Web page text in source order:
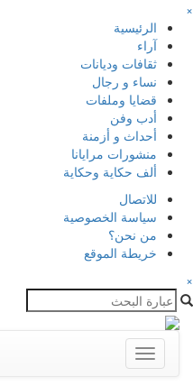
×
الرئيسية
آراء
ثقافات وديانات
نساء و رجال
قضايا وملفات
أدب وفن
أحداث و أزمنة
منشورات مرايانا
ألف حكاية وحكاية
للاتصال
سياسة الخصوصية
من نحن؟
خريطة الموقع
×
Toggle
navigation